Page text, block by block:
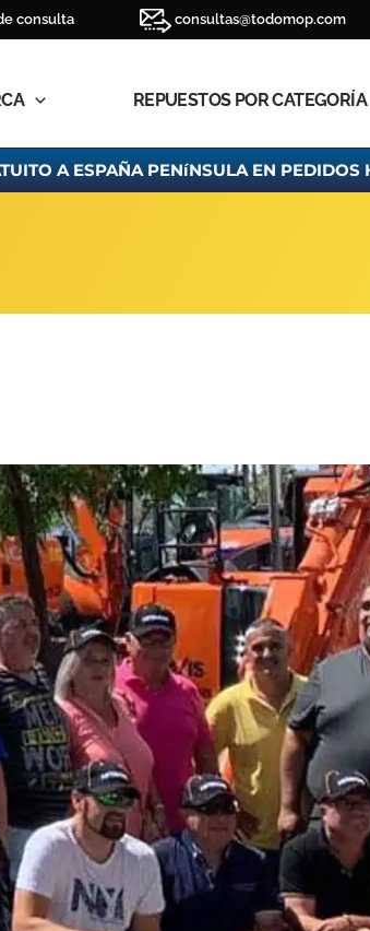
consulta consultas@todomop.com
REPUESTOS POR CATEGORÍA
A ESPAÑA PENíNSULA EN PEDIDOS